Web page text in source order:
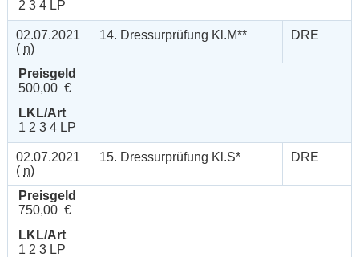
2 3 4 LP
02.07.2021
( n)
14. Dressurprüfung Kl.M** DRE
Preisgeld
500,00 €
LKL/Art
1 2 3 4 LP
02.07.2021
( n)
15. Dressurprüfung Kl.S* DRE
Preisgeld
750,00 €
LKL/Art
1 2 3 LP